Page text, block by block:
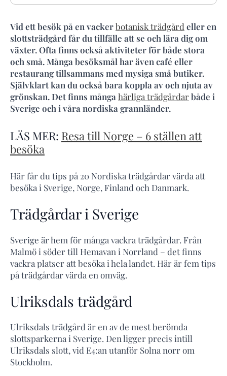
Vid ett besök på en vackerbotanisk trädgård eller en
slottsträdgård får du tillfälle att se och lära dig om
växter. Ofta finns också aktiviteter för både stora
och små. Många besöksmål har även café eller
restaurang tillsammans med mysiga små butiker.
Självklart kan du också bara koppla av och njuta av
grönskan. Det finns många härliga trädgårdarbåde i
Sverige och i våra nordiska grannländer.
LÄS MER: Resa till Norge – 6 ställen att
besöka
Här får du tips på 20 Nordiska trädgårdar värda att
besöka i Sverige, Norge, Finland och Danmark.
Trädgårdar i Sverige
Sverige är hem för många vackra trädgårdar. Från
Malmö i söder till Hemavan i Norrland – det finns
vackra platser att besöka i hela landet. Här är fem tips
på trädgårdar värda en omväg.
Ulriksdals trädgård
Ulriksdals trädgård är en av de mest berömda
slottsparkerna i Sverige. Den ligger precis intill
Ulriksdals slott, vid E4:an utanför Solna norr om
Stockholm.